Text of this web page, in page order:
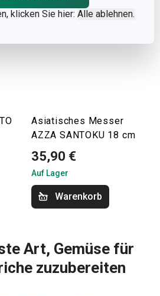
klicken Sie hier: Alle ablehnen.
Asiatisches Messer
AZZA SANTOKU 18 cm
35,90 €
Auf Lager
Warenkorb
Art, Gemüse für
zuzubereiten